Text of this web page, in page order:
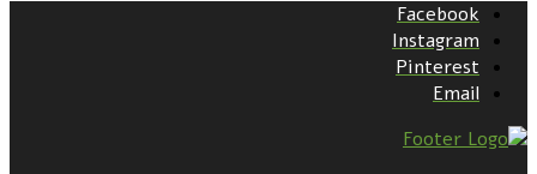
Facebook
Instagram
Pinterest
Email